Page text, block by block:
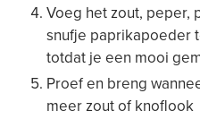
Voeg het zout, peper,
snufje paprikapoeder
totdat je een mooi
Proef en breng
meer zout of knoflook